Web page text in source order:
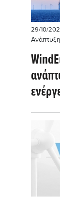
29/10/
Ανάπτυξη